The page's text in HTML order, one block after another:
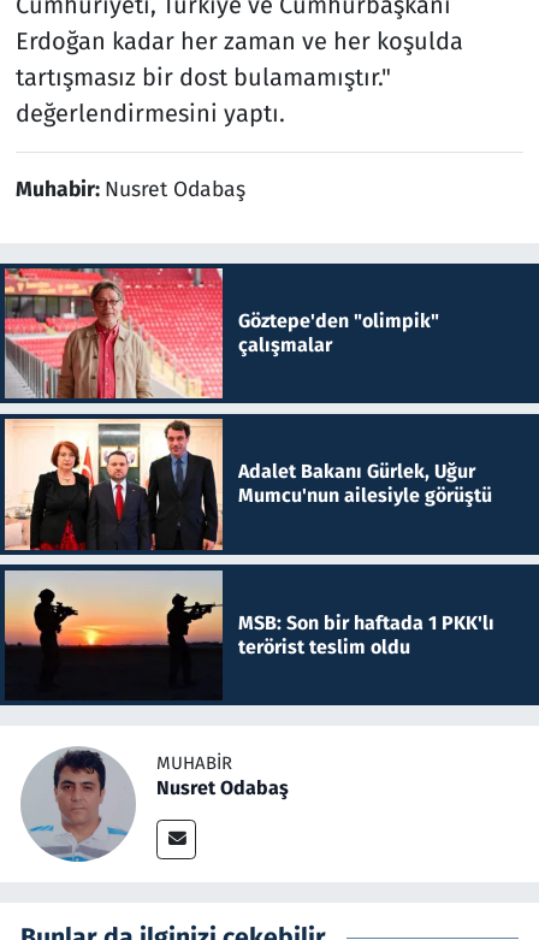
Erdoğan kadar her zaman ve her koşulda
tartışmasız bir dost bulamamıştır."
değerlendirmesini yaptı.
Muhabir: Nusret Odabaş
Göztepe'den "olimpik"
çalışmalar
Adalet Bakanı Gürlek, Uğur
Mumcu'nun ailesiyle görüştü
MSB: Son bir haftada 1 PKK'lı
terörist teslim oldu
MUHABIR
Nusret Odabaş